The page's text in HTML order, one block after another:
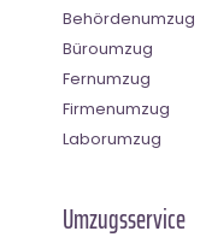
Behördenumzug
Büroumzug
Fernumzug
Firmenumzug
Laborumzug
Umzugsservice